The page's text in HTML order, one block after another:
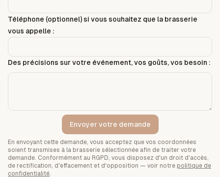
Téléphone (optionnel) si vous souhaitez que la brasserie
vous appelle :
Des précisions sur votre événement, vos goûts, vos besoin :
Envoyer votre demande
En envoyant cette demande, vous acceptez que vos coordonnées
soient transmises à la brasserie sélectionnée afin de traiter votre
demande. Conformément au RGPD, vous disposez d'un droit d'accès,
de rectification, d'effacement et d'opposition — voir notre politique de
confidentialité.